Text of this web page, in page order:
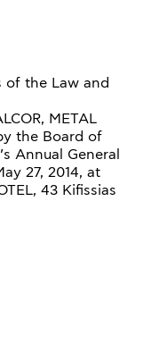
of the Law and
METAL
the Board of
Annual General
27, 2014, at
43 Kifissias